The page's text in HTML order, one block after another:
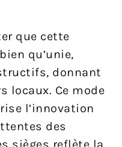
que cette
qu’unie,
donnant
locaux. Ce mode
l’innovation
des
sièges reflète la